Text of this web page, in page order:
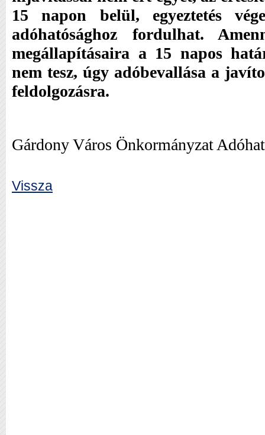
15 napon belül, egyeztetés
adóhatósághoz fordulhat.
megállapításaira a 15 napos
nem tesz, úgy adóbevallása a
feldolgozásra.
Gárdony Város Önkormányzat
Vissza